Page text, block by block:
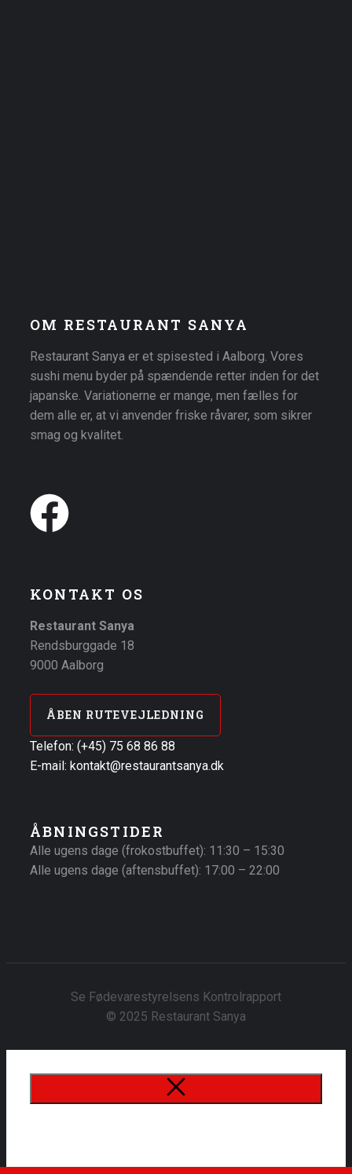
OM RESTAURANT SANYA
Restaurant Sanya er et spisested i Aalborg. Vores
sushi menu byder på spændende retter inden for det
japanske. Variationerne er mange, men fælles for
dem alle er, at vi anvender friske råvarer, som sikrer
smag og kvalitet.
KONTAKT OS
Restaurant Sanya
Rendsburggade 18
9000 Aalborg
ÅBEN RUTEVEJLEDNING
Telefon: (+45) 75 68 86 88
E-mail: kontakt@restaurantsanya.dk
ÅBNINGSTIDER
Alle ugens dage (frokostbuffet): 11:30 – 15:30
Alle ugens dage (aftensbuffet): 17:00 – 22:00
Se Fødevarestyrelsens Kontrolrapport
© 2025 Restaurant Sanya